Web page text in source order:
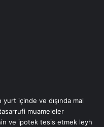
yurt içinde ve dışında mal
muameleler
ve ipotek tesis etmek leyh